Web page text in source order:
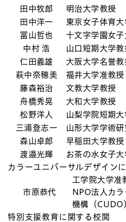
田中牧郎
明治大学教授
田中洋一
東京女子体育
冨山哲也
十文字学園女
中村 浩
山口短期大学教
仁田義雄
大阪大学名誉教
萩中奈穂美
福井大学准教授
藤森裕治
文教大学教授
舟橋秀晃
大和大学教授
松野洋人
山梨学院短期
三浦登志一
山形大学学術
森山卓郎
早稲田大学教授
渡邉光輝
お茶の水女子
カラーユニバーサルデザイン
市原恭代
工学院大学准
NPO法人カ
機構（CUDO
特別支援教育に関する校閲